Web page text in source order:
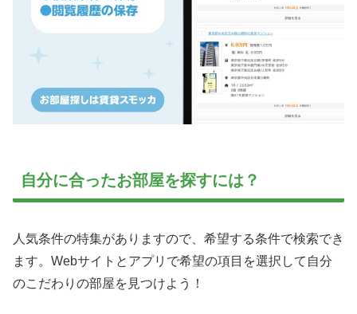
自分に合ったお部屋を探すには？
人気条件の特集がありますので、希望する条件で検索でき
ます。Webサイトとアプリで希望の項目を選択して自分
のこだわりの部屋を見つけよう！